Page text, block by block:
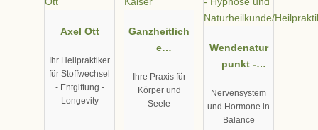
Axel Ott
Ihr Heilpraktiker
für Stoffwechsel
- Entgiftung -
Longevity
Ganzheitlich
e
xis Christina
Kaiser
Ihre Praxis für
Körper und
Seele
Wendenatur
punkt -
und
Naturheilkun
Nervensystem
und Hormone in
Balance